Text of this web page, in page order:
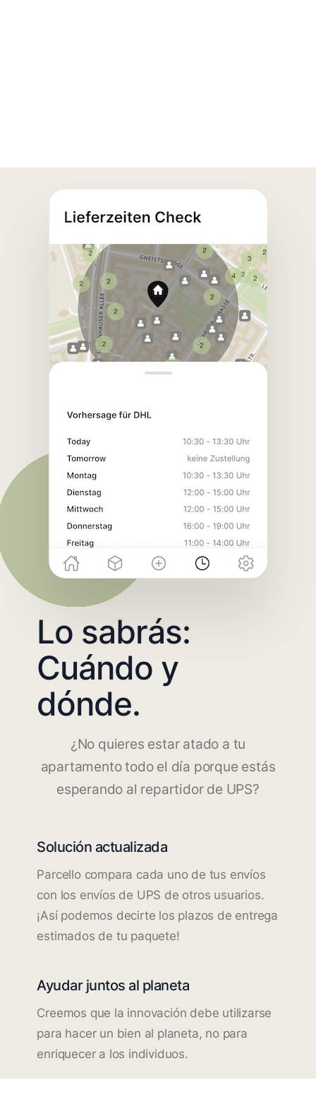
Lo sabrás:
Cuándo y
dónde.
¿No quieres estar atado a tu
apartamento todo el día porque estás
esperando al repartidor de UPS?
Solución actualizada
Parcello compara cada uno de tus envíos
con los envíos de UPS de otros usuarios.
¡Así podemos decirte los plazos de entrega
estimados de tu paquete!
Ayudar juntos al planeta
Creemos que la innovación debe utilizarse
para hacer un bien al planeta, no para
enriquecer a los individuos.